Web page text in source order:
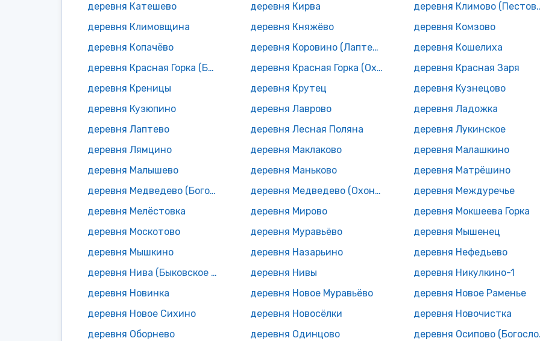
деревня Катешево
деревня Кирва
деревня
деревня Климовщина
деревня Княжёво
деревня Комзово
деревня Копачёво
деревня Коровино (Лаптевское с/п)
деревня Кошелиха
деревня Красная Горка (Быковское с/п)
деревня Красная Горка (Охонское с/п)
деревня Красная Заря
деревня Креницы
деревня Крутец
деревня Кузнецово
деревня Кузюпино
деревня Лаврово
деревня Ладожка
деревня Лаптево
деревня Лесная Поляна
деревня Лукинское
деревня Лямцино
деревня Маклаково
деревня Малашкино
деревня Малышево
деревня Маньково
деревня Матрёшино
деревня Медведево (Богословское с/п)
деревня Медведево (Охонское с/п)
деревня Междуречье
деревня Мелёстовка
деревня Мирово
деревня Мокшеева Горка
деревня Москотово
деревня Муравьёво
деревня Мышенец
деревня Мышкино
деревня Назарьино
деревня Нефедьево
деревня Нива (Быковское с/п)
деревня Нивы
деревня Никулкино-1
деревня Новинка
деревня Новое Муравьёво
деревня Новое Раменье
деревня Новое Сихино
деревня Новосёлки
деревня Новочистка
деревня Оборнево
деревня Одинцово